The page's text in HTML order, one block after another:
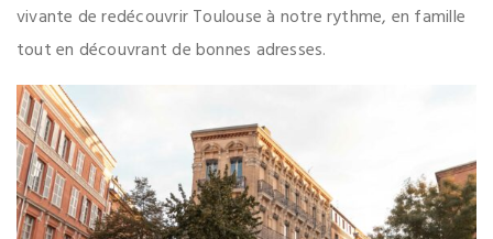
vivante de redécouvrir Toulouse à notre rythme, en famille
tout en découvrant de bonnes adresses.